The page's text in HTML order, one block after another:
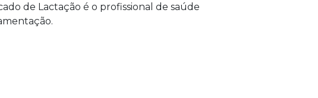
de Lactação é o profissional de saúde